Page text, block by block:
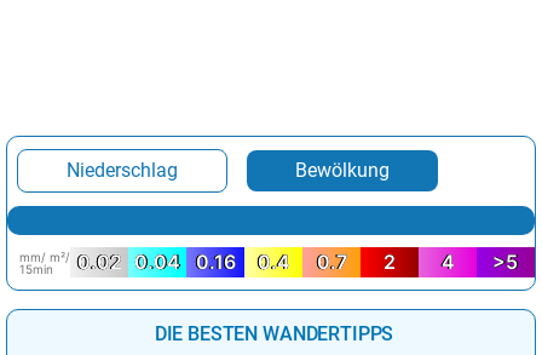
Niederschlag Bewölkung
mm/ m²/
15min
0.02 0.04 0.16 0.4 0.7 2 4 >5
DIE BESTEN WANDERTIPPS